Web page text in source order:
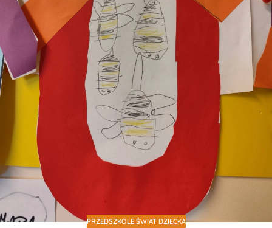
PRZEDSZKOLE ŚWIAT DZIECKA